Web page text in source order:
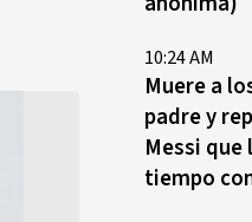
10:24 AM
Muere a
padre y
Messi que
tiempo